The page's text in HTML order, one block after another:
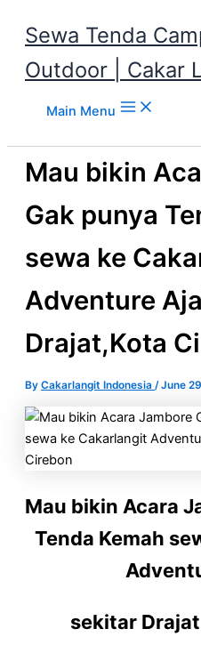
Sewa Tenda
Outdoor | Cakar
Main Menu
Mau bikin
Gak punya
sewa ke
Adventure
Drajat,Kota
By Cakarlangit Indonesia /June
Mau bikin Acara
Tenda Kemah
sekitar